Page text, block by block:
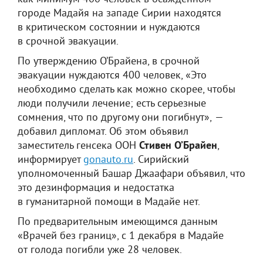
городе Мадайя на западе Сирии находятся
в критическом состоянии и нуждаются
в срочной эвакуации.
По утверждению О’Брайена, в срочной
эвакуации нуждаются 400 человек, «Это
необходимо сделать как можно скорее, чтобы
люди получили лечение; есть серьезные
сомнения, что по другому они погибнут», —
добавил дипломат. Об этом объявил
заместитель генсека ООН Стивен О’Брайен,
информируетgonauto.ru. Сирийский
уполномоченный Башар Джаафари объявил, что
это дезинформация и недостатка
в гуманитарной помощи в Мадайе нет.
По предварительным имеющимся данным
«Врачей без границ», с 1 декабря в Мадайе
от голода погибли уже 28 человек.